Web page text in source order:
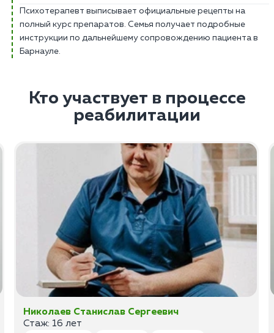
Психотерапевт выписывает официальные рецепты на
полный курс препаратов. Семья получает подробные
инструкции по дальнейшему сопровождению пациента в
Барнауле.
Кто участвует в процессе
реабилитации
Николаев Станислав Сергеевич
Стаж: 16 лет